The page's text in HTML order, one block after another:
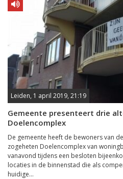
Leiden, 1 april 2019, 21:19
Gemeente presenteert drie
Doelencomplex
De gemeente heeft de bewoners van
zogeheten Doelencomplex van
vanavond tijdens een besloten
locaties in de binnenstad die als
huidige...